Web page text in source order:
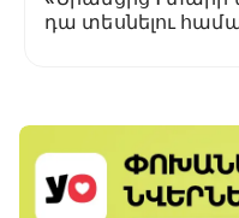
դա տեսնելու